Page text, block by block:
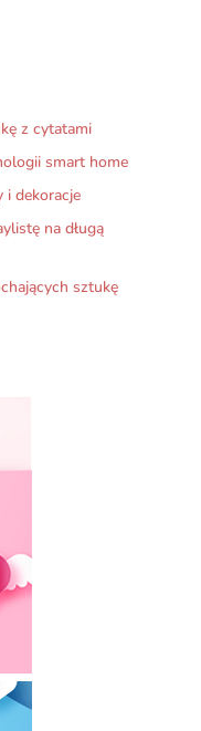
z cytatami
smart home
dekoracje
na długą
sztukę